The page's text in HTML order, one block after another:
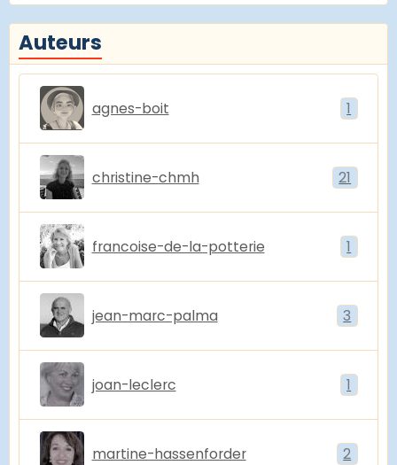
Auteurs
agnes-boit 1
christine-chmh 21
francoise-de-la-potterie 1
jean-marc-palma 3
joan-leclerc 1
martine-hassenforder 2